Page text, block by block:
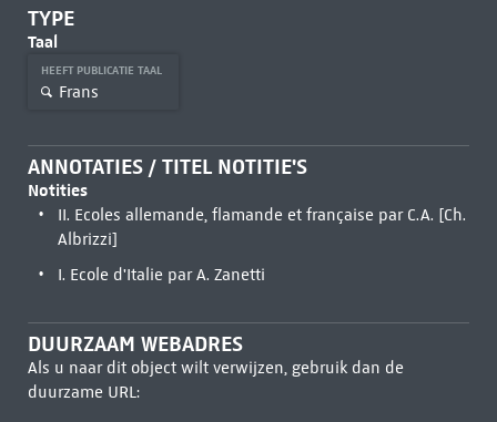
TYPE
Taal
HEEFT PUBLICATIE TAAL
Frans
ANNOTATIES / TITEL NOTITIE'S
Notities
II. Ecoles allemande, flamande et française par C.A. [Ch.
Albrizzi]
I. Ecole d'Italie par A. Zanetti
DUURZAAM WEBADRES
Als u naar dit object wilt verwijzen, gebruik dan de
duurzame URL: